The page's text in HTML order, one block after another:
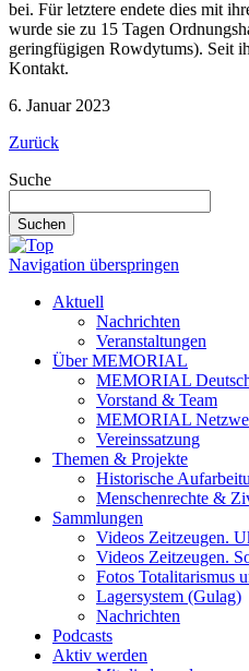
bei. Für letztere endete dies mit
wurde sie zu 15 Tagen
geringfügigen Rowdytums). Seit
Kontakt.
6. Januar 2023
Zurück
Suche
Suchen
Navigation überspringen
Aktuell
Nachrichten
Veranstaltungen
Über MEMORIAL
MEMORIAL
Vorstand & Team
MEMORIAL
Vereinssatzung
Themen & Projekte
Historische
Menschenrechte &
Sammlungen
Videos Zeitzeugen.
Videos Zeitzeugen.
Fotos Totalitarismus
Lagersystem (Gulag)
Nachrichten
Podcasts
Aktiv werden